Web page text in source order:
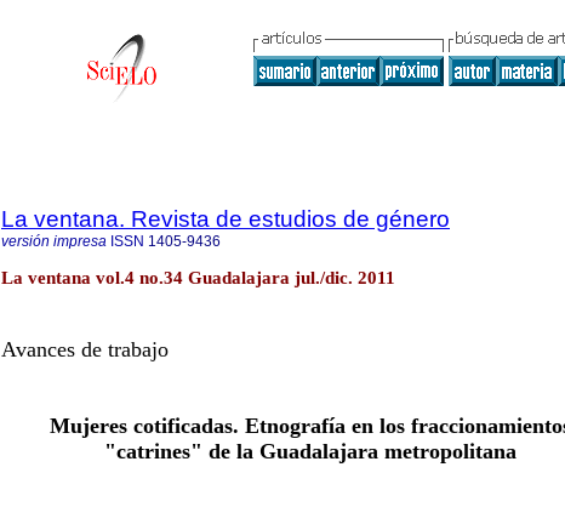
La ventana. Revista de estudios de género
versión impresa ISSN 1405-9436
La ventana vol.4 no.34 Guadalajara jul./dic. 2011
Avances de trabajo
Mujeres cotificadas. Etnografía en los
"catrines" de la Guadalajara metropolitana